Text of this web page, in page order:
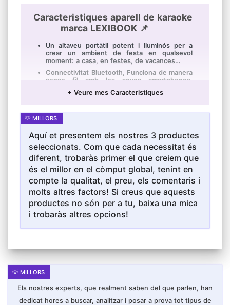
Caracteristiques aparell de karaoke
marca LEXIBOOK 📌
Un altaveu portàtil potent i lluminós per a
crear un ambient de festa en qualsevol
moment: a casa, en festes, de vacances…
Connectivitat Bluetooth, Funciona de manera
sense fil amb les seves amartphones,
amb tecnologia Bluetooth.
aparell de karaoke per a cantar les seves
cançons favorites.
Presa d'entrada auxiliar de 3.5 mm per a
connectar qualsevol dispositiu d'àudio
extern.
Amb port USB, port de targeta micro SD / TF
(fins a 32 GB) i port auxiliar per a transmetre
música, podcasts i MP3 des de qualsevol
font d'àudio!
Es pot emportar a totes parts gràcies a la
seva ansa i la seva bateria interna (1200
mAh).
+ Veure mes Caracteristiques
Aquí et presentem els nostres 3 productes
seleccionats. Com que cada necessitat és
diferent, trobaràs primer el que creiem que
és el millor en el còmput global, tenint en
compte la qualitat, el preu, els comentaris i
molts altres factors! Si creus que aquests
productes no són per a tu, baixa una mica
i trobaràs altres opcions!
Els nostres experts, que realment saben del que parlen, han
dedicat hores a buscar, analitzar i posar a prova tot tipus de